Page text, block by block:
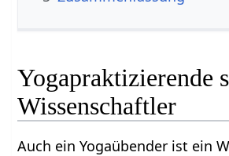
Yogapraktizierende
Wissenschaftler
Auch ein Yogaübender ist ein